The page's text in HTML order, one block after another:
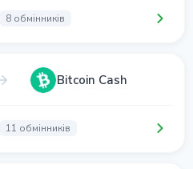
8 обмінників
Bitcoin Cash
11 обмінників